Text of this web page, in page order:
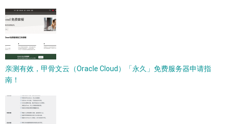
亲测有效，甲骨文云（Oracle Cloud）「永久」免费服务器申请指
南！